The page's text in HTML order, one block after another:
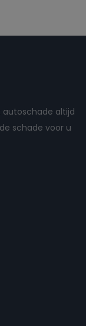
autoschade altijd
schade voor u